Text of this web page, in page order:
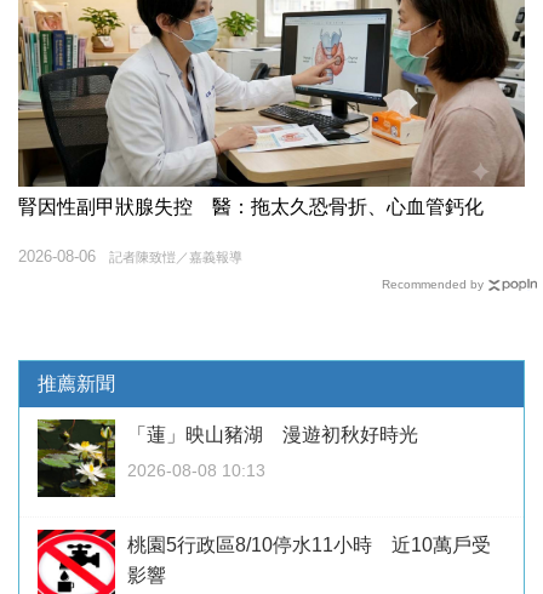
腎因性副甲狀腺失控 醫：拖太久恐骨折、心血管鈣化
記者陳致愷／嘉義報導
2026-08-06
Recommended by
推薦新聞
「蓮」映山豬湖 漫遊初秋好時光
2026-08-08 10:13
桃園5行政區8/10停水11小時 近10萬戶受
影響